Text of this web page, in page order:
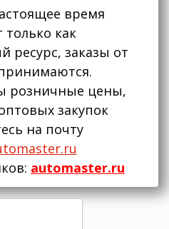
время
только как
ресурс, заказы от
розничные цены,
закупок
на почту
automaster.ru